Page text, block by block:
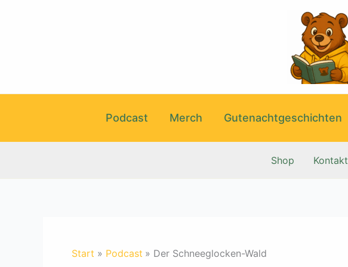
Podcast Merch Gutenachtgeschichten
Shop Kontakt
Start Podcast Der Schneeglocken-Wald